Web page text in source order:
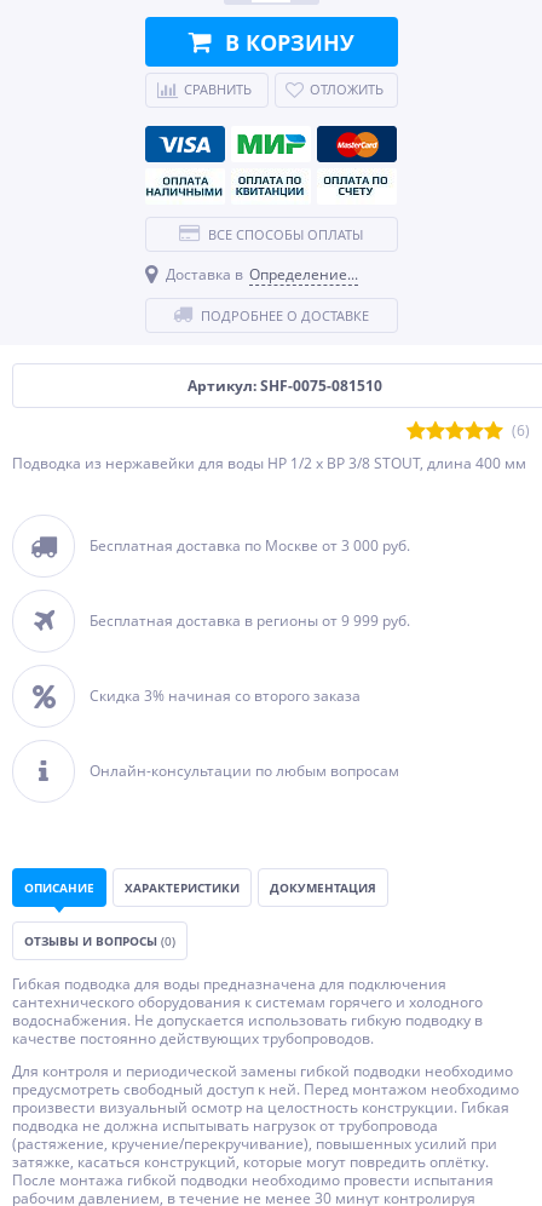
Артикул: SHF-0075-081510
(6)
Подводка из нержавейки для воды НР 1/2 х ВР 3/8 STOUT, длина 400 мм
Бесплатная доставка по Москве от 3 000 руб.
Бесплатная доставка в регионы от 9 999 руб.
Скидка 3% начиная со второго заказа
Онлайн-консультации по любым вопросам
В КОРЗИНУ
СРАВНИТЬ ОТЛОЖИТЬ
ВСЕ СПОСОБЫ ОПЛАТЫ
Доставка в Определение...
ПОДРОБНЕЕ О ДОСТАВКЕ
ОПИСАНИЕ ХАРАКТЕРИСТИКИ ДОКУМЕНТАЦИЯ
ОТЗЫВЫ И ВОПРОСЫ (0)
Гибкая подводка для воды предназначена для подключения
сантехнического оборудования к системам горячего и холодного
водоснабжения. Не допускается использовать гибкую подводку в
качестве постоянно действующих трубопроводов.
Для контроля и периодической замены гибкой подводки необходимо
предусмотреть свободный доступ к ней. Перед монтажом необходимо
произвести визуальный осмотр на целостность конструкции. Гибкая
подводка не должна испытывать нагрузок от трубопровода
(растяжение, кручение/перекручивание), повышенных усилий при
затяжке, касаться конструкций, которые могут повредить оплётку.
После монтажа гибкой подводки необходимо провести испытания
рабочим давлением, в течение не менее 30 минут контролируя